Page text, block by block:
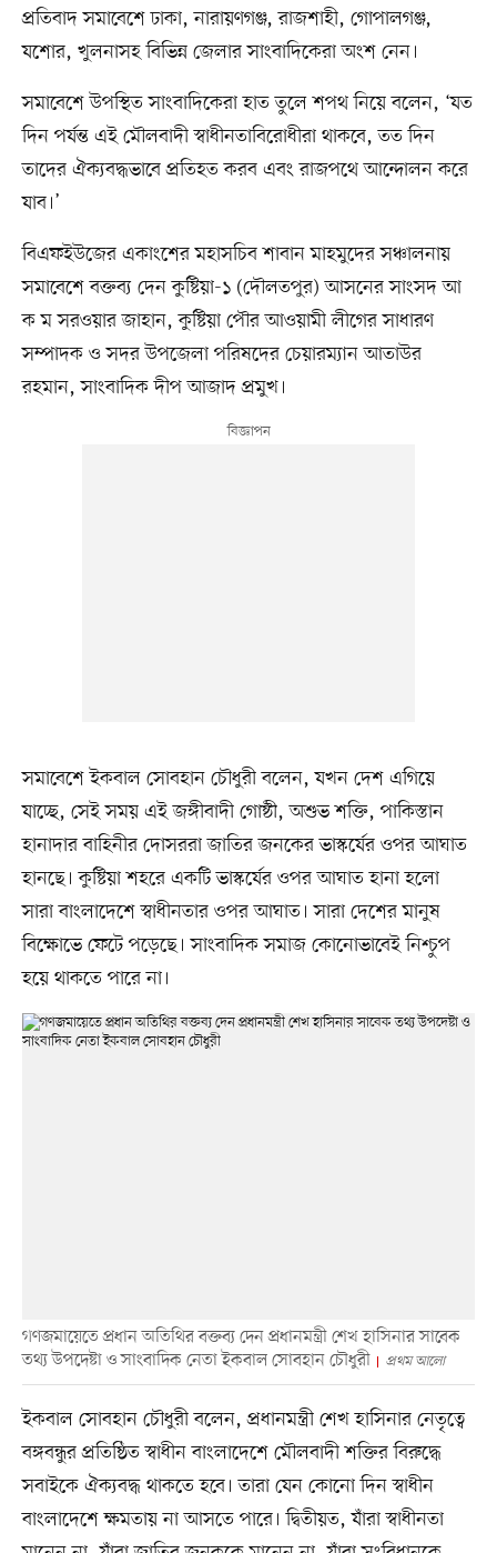
প্রতিবাদ সমাবেশে ঢাকা, নারায়ণগঞ্জ, রাজশাহী, গোপালগঞ্জ,
যশোর, খুলনাসহ বিভিন্ন জেলার সাংবাদিকেরা অংশ নেন।
সমাবেশে উপস্থিত সাংবাদিকেরা হাত তুলে শপথ নিয়ে বলেন, ‘যত
দিন পর্যন্ত এই মৌলবাদী স্বাধীনতাবিরোধীরা থাকবে, তত দিন
তাদের ঐক্যবদ্ধভাবে প্রতিহত করব এবং রাজপথে আন্দোলন করে
যাব।’
বিএফইউজের একাংশের মহাসচিব শাবান মাহমুদের সঞ্চালনায়
সমাবেশে বক্তব্য দেন কুষ্টিয়া-১ (দৌলতপুর) আসনের সাংসদ আ
ক ম সরওয়ার জাহান, কুষ্টিয়া পৌর আওয়ামী লীগের সাধারণ
সম্পাদক ও সদর উপজেলা পরিষদের চেয়ারম্যান আতাউর
রহমান, সাংবাদিক দীপ আজাদ প্রমুখ।
সমাবেশে ইকবাল সোবহান চৌধুরী বলেন, যখন দেশ এগিয়ে
যাচ্ছে, সেই সময় এই জঙ্গীবাদী গোষ্ঠী, অশুভ শক্তি, পাকিস্তান
হানাদার বাহিনীর দোসররা জাতির জনকের ভাস্কর্যের ওপর আঘাত
হানছে। কুষ্টিয়া শহরে একটি ভাস্কর্যের ওপর আঘাত হানা হলো
সারা বাংলাদেশে স্বাধীনতার ওপর আঘাত। সারা দেশের মানুষ
বিক্ষোভে ফেটে পড়েছে। সাংবাদিক সমাজ কোনোভাবেই নিশ্চুপ
হয়ে থাকতে পারে না।
গণজমায়েতে প্রধান অতিথির বক্তব্য দেন প্রধানমন্ত্রী শেখ হাসিনার সাবেক
তথ্য উপদেষ্টা ও সাংবাদিক নেতা ইকবাল সোবহান চৌধুরী
প্রথম আলো
ইকবাল সোবহান চৌধুরী বলেন, প্রধানমন্ত্রী শেখ হাসিনার নেতৃত্বে
বঙ্গবন্ধুর প্রতিষ্ঠিত স্বাধীন বাংলাদেশে মৌলবাদী শক্তির বিরুদ্ধে
সবাইকে ঐক্যবদ্ধ থাকতে হবে। তারা যেন কোনো দিন স্বাধীন
বাংলাদেশে ক্ষমতায় না আসতে পারে। দ্বিতীয়ত, যাঁরা স্বাধীনতা